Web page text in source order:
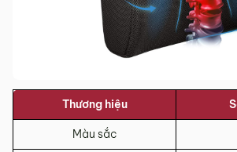
Thương hiệu
Màu sắc